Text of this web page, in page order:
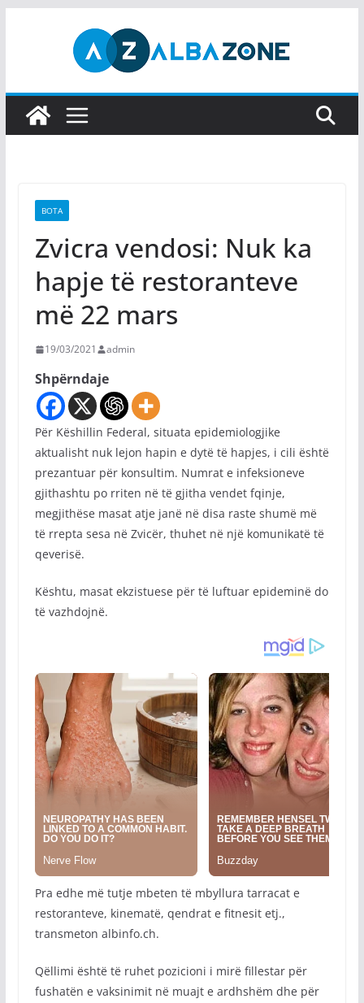
BOTA
Zvicra vendosi: Nuk ka
hapje të restoranteve
më 22 mars
19/03/2021 admin
Shpërndaje
Për Këshillin Federal, situata epidemiologjike
aktualisht nuk lejon hapin e dytë të hapjes, i cili është
prezantuar për konsultim. Numrat e infeksioneve
gjithashtu po rriten në të gjitha vendet fqinje,
megjithëse masat atje janë në disa raste shumë më
të rrepta sesa në Zvicër, thuhet në një komunikatë të
qeverisë.
Kështu, masat ekzistuese për të luftuar epideminë do
të vazhdojnë.
Pra edhe më tutje mbeten të mbyllura tarracat e
restoranteve, kinematë, qendrat e fitnesit etj.,
transmeton albinfo.ch.
Qëllimi është të ruhet pozicioni i mirë fillestar për
fushatën e vaksinimit në muajt e ardhshëm dhe për